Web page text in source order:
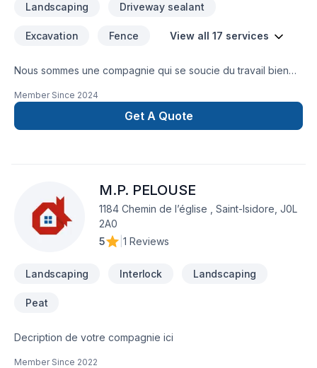
Landscaping Driveway sealant
Excavation Fence View all 17 services
Nous sommes une compagnie qui se soucie du travail bien
projets et satisfaction est une de nos devise20 ans
d’expérience dans le domaine de l’aménagement paysager
et design extérieur
Member Since 2024
Get A Quote
M.P. PELOUSE
1184 Chemin de l’église , Saint-Isidore, J0L
2A0
5
1 Reviews
Landscaping Interlock Landscaping
Peat
Decription de votre compagnie ici
Member Since 2022